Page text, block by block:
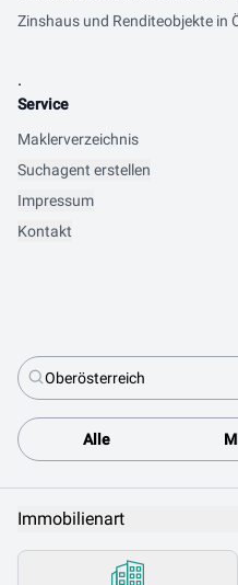
Alle
Immobilienart
Zinshaus und Renditeobjekte in
.
Service
Maklerverzeichnis
Suchagent erstellen
Impressum
Kontakt